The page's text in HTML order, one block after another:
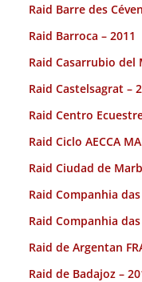
Raid Barre des
Raid Barroca – 2011
Raid Casarrubio del
Raid Castelsagrat –
Raid Centro
Raid Ciclo AECCA
Raid Ciudad de
Raid Companhia
Raid Companhia
Raid de Argentan
Raid de Badajoz –